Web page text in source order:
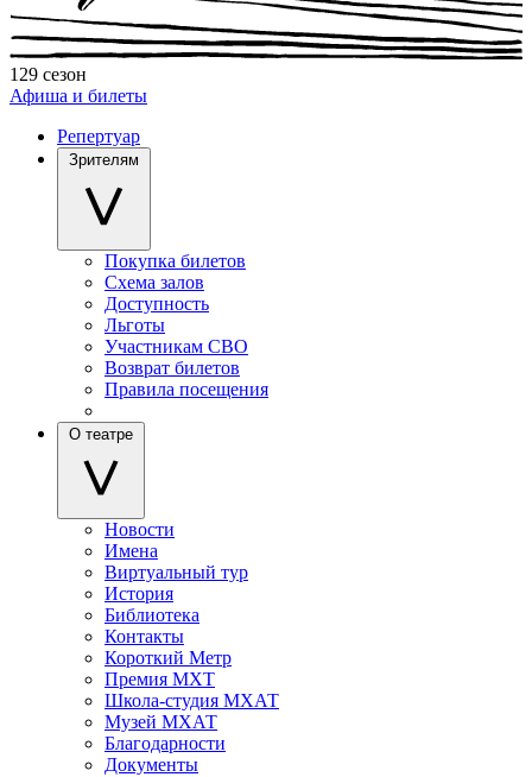
129 сезон
Афиша и билеты
Репертуар
Зрителям
Покупка билетов
Схема залов
Доступность
Льготы
Участникам СВО
Возврат билетов
Правила посещения
О театре
Новости
Имена
Виртуальный тур
История
Библиотека
Контакты
Короткий Метр
Премия МХТ
Школа-студия МХАТ
Музей МХАТ
Благодарности
Документы